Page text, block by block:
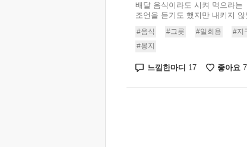
배달 음식이라도 시켜 먹으라는
조언을 듣기도 했지만 내키지
#음식 #그릇 #일회용 #지
#봉지
느낌한마디 17 좋아요 7